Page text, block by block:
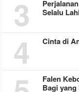
3
Selalu
4 Cinta di
Falen
Bagi